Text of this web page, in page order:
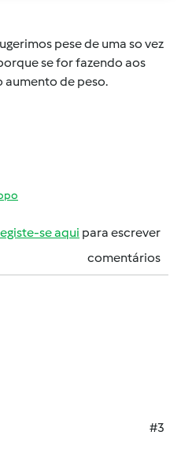
pese de uma so vez
se for fazendo aos
aumento de peso.
se aqui para escrever
comentários
#3